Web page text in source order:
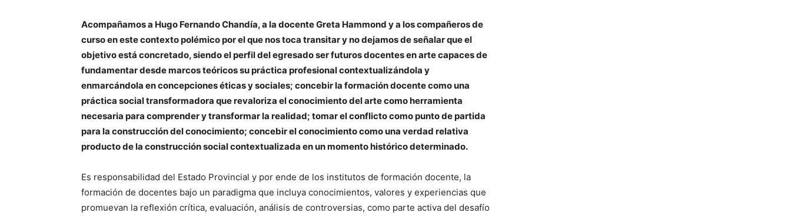
Acompañamos a Hugo Fernando Chandía, a la docente Greta Hammond y a los compañeros de
curso en este contexto polémico por el que nos toca transitar y no dejamos de señalar que el
objetivo está concretado, siendo el perfil del egresado ser futuros docentes en arte capaces de
fundamentar desde marcos teóricos su práctica profesional contextualizándola y
enmarcándola en concepciones éticas y sociales; concebir la formación docente como una
práctica social transformadora que revaloriza el conocimiento del arte como herramienta
necesaria para comprender y transformar la realidad; tomar el conflicto como punto de partida
para la construcción del conocimiento; concebir el conocimiento como una verdad relativa
producto de la construcción social contextualizada en un momento histórico determinado.
Es responsabilidad del Estado Provincial y por ende de los institutos de formación docente, la
formación de docentes bajo un paradigma que incluya conocimientos, valores y experiencias que
promuevan la reflexión crítica, evaluación, análisis de controversias, como parte activa del desafío